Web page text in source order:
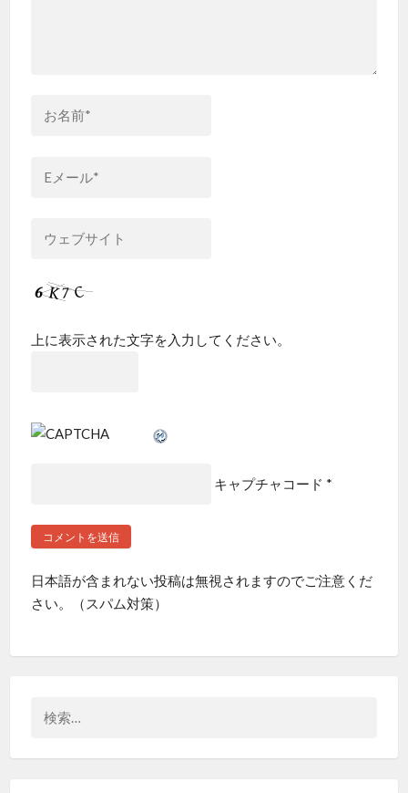
上に表示された文字を入力してください。
キャプチャコード *
日本語が含まれない投稿は無視されますのでご注意くだ
さい。（スパム対策）
索: